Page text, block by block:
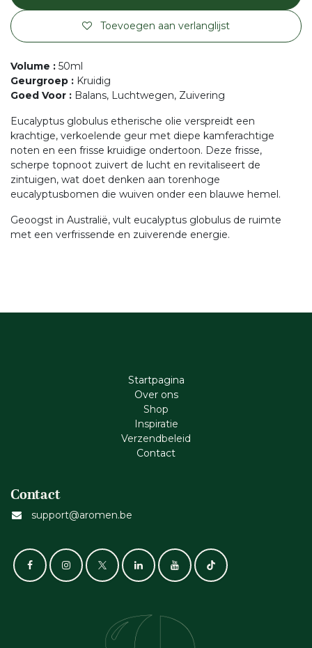
Toevoegen aan verlanglijst
Volume : 50ml
Geurgroep : Kruidig
Goed Voor : Balans, Luchtwegen, Zuivering
Eucalyptus globulus etherische olie verspreidt een
krachtige, verkoelende geur met diepe kamferachtige
noten en een frisse kruidige ondertoon. Deze frisse,
scherpe topnoot zuivert de lucht en revitaliseert de
zintuigen, wat doet denken aan torenhoge
eucalyptusbomen die wuiven onder een blauwe hemel.
Geoogst in Australië, vult eucalyptus globulus de ruimte
met een verfrissende en zuiverende energie.
Startpagina
Ove​r​ ons
Shop
Inspiratie
Verzendbeleid
Cont​act
Contact
support@aromen.be